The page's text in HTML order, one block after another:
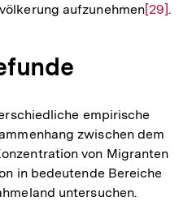
aufzunehmenZur
[29].
empirische
zwischen dem
von Migranten
in bedeutende Bereiche
untersuchen.